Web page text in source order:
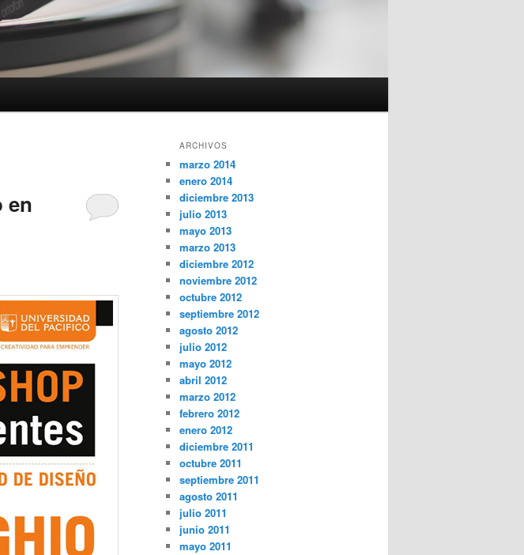
en
ARCHIVOS
marzo 2014
enero 2014
diciembre 2013
julio 2013
mayo 2013
marzo 2013
diciembre 2012
noviembre 2012
octubre 2012
septiembre 2012
agosto 2012
julio 2012
mayo 2012
abril 2012
marzo 2012
febrero 2012
enero 2012
diciembre 2011
octubre 2011
septiembre 2011
agosto 2011
julio 2011
junio 2011
mayo 2011